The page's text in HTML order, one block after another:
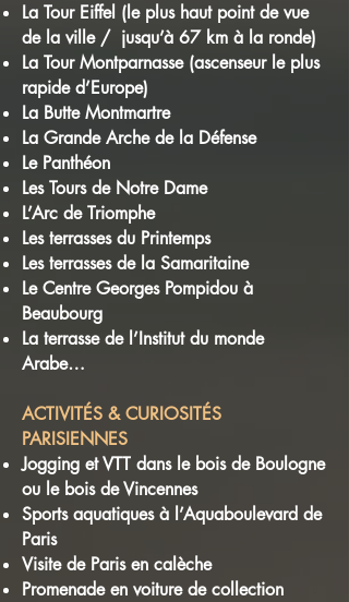
La Tour Eiffel (le plus haut point de vue
de la ville / jusqu’à 67 km à la ronde)
La Tour Montparnasse (ascenseur le plus
rapide d’Europe)
La Butte Montmartre
La Grande Arche de la Défense
Le Panthéon
Les Tours de Notre Dame
L’Arc de Triomphe
Les terrasses du Printemps
Les terrasses de la Samaritaine
Le Centre Georges Pompidou à
Beaubourg
La terrasse de l’Institut du monde
Arabe…
ACTIVITÉS & CURIOSITÉS
PARISIENNES
Jogging et VTT dans le bois de Boulogne
ou le bois de Vincennes
Sports aquatiques à l’Aquaboulevard de
Paris
Visite de Paris en calèche
Promenade en voiture de collection